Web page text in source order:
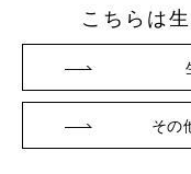
こちらは
その